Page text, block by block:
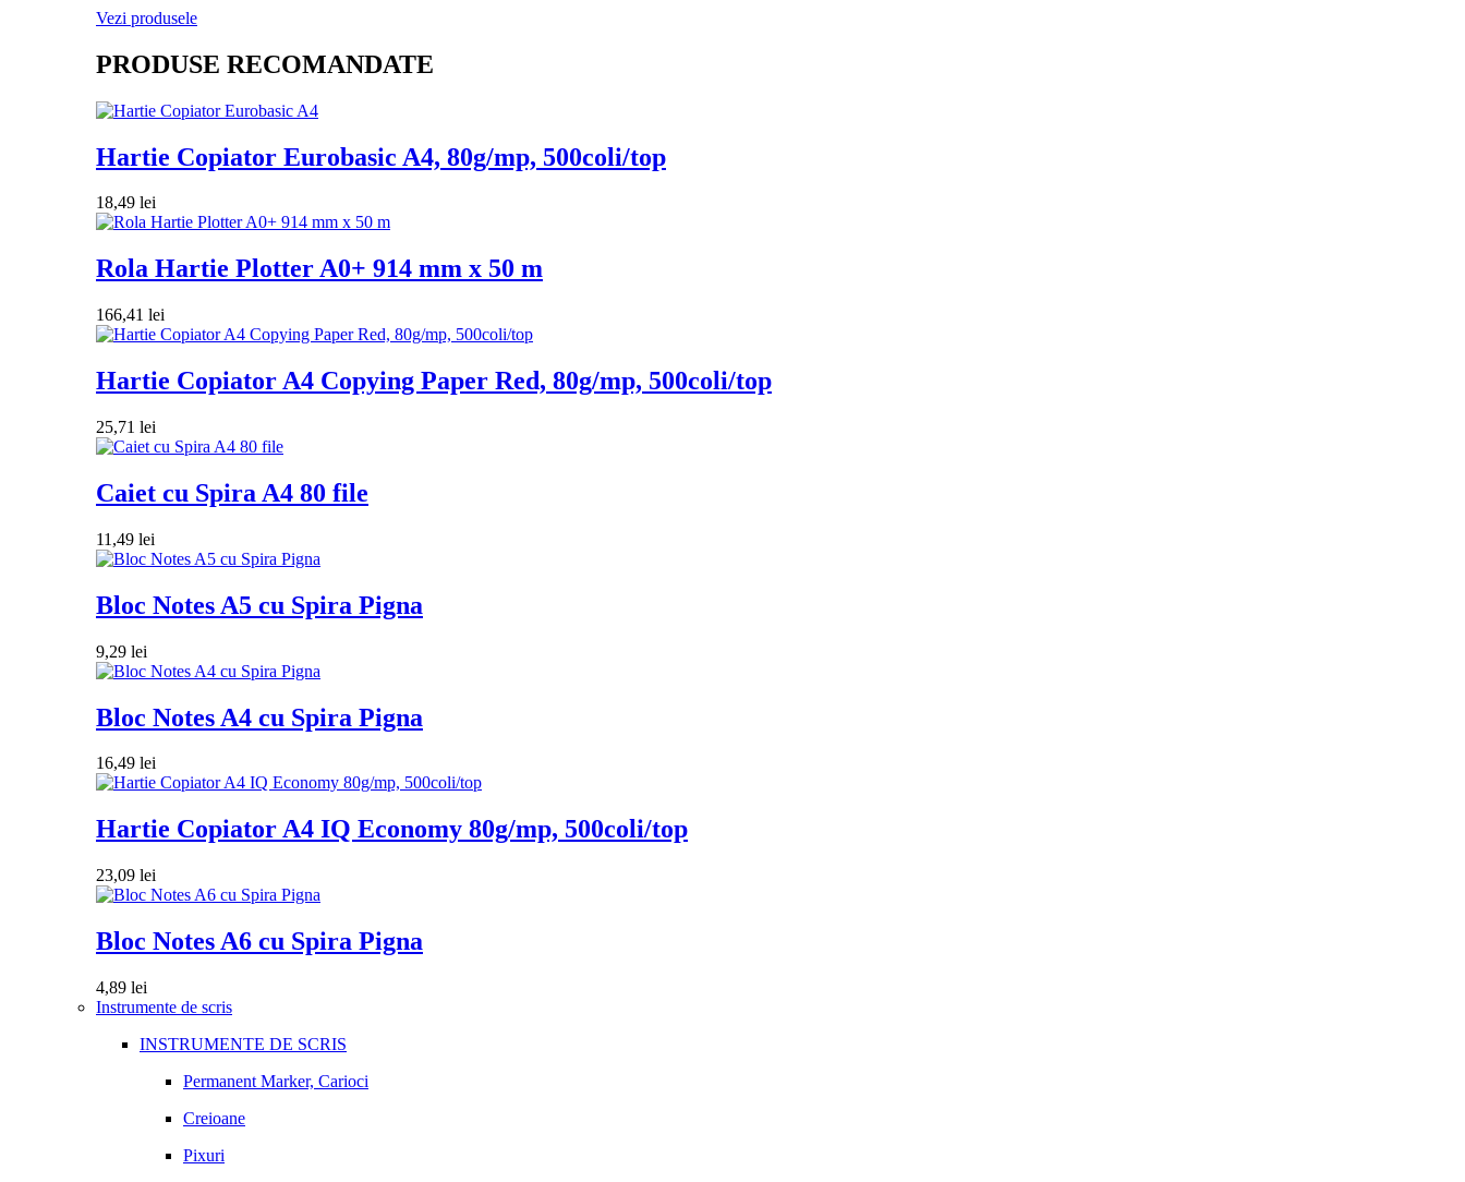
Vezi produsele
PRODUSE RECOMANDATE
Hartie Copiator Eurobasic A4, 80g/mp, 500coli/top
18,49 lei
Rola Hartie Plotter A0+ 914 mm x 50 m
166,41 lei
Hartie Copiator A4 Copying Paper Red, 80g/mp, 500coli/top
25,71 lei
Caiet cu Spira A4 80 file
11,49 lei
Bloc Notes A5 cu Spira Pigna
9,29 lei
Bloc Notes A4 cu Spira Pigna
16,49 lei
Hartie Copiator A4 IQ Economy 80g/mp, 500coli/top
23,09 lei
Bloc Notes A6 cu Spira Pigna
4,89 lei
Instrumente de scris
INSTRUMENTE DE SCRIS
Permanent Marker, Carioci
Creioane
Pixuri